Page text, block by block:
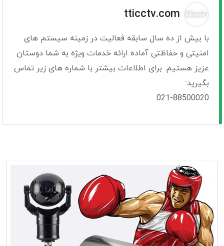
tticctv.com
با بیش از ده سال سابقه فعالیت در زمینه سیستم های
امنیتی و حفاظتی آماده ارائه خدمات ویژه به شما دوستان
عزیز هستیم. برای اطلاعات بیشتر با شماره های زیر تماس
بگیرید:
021-88500020